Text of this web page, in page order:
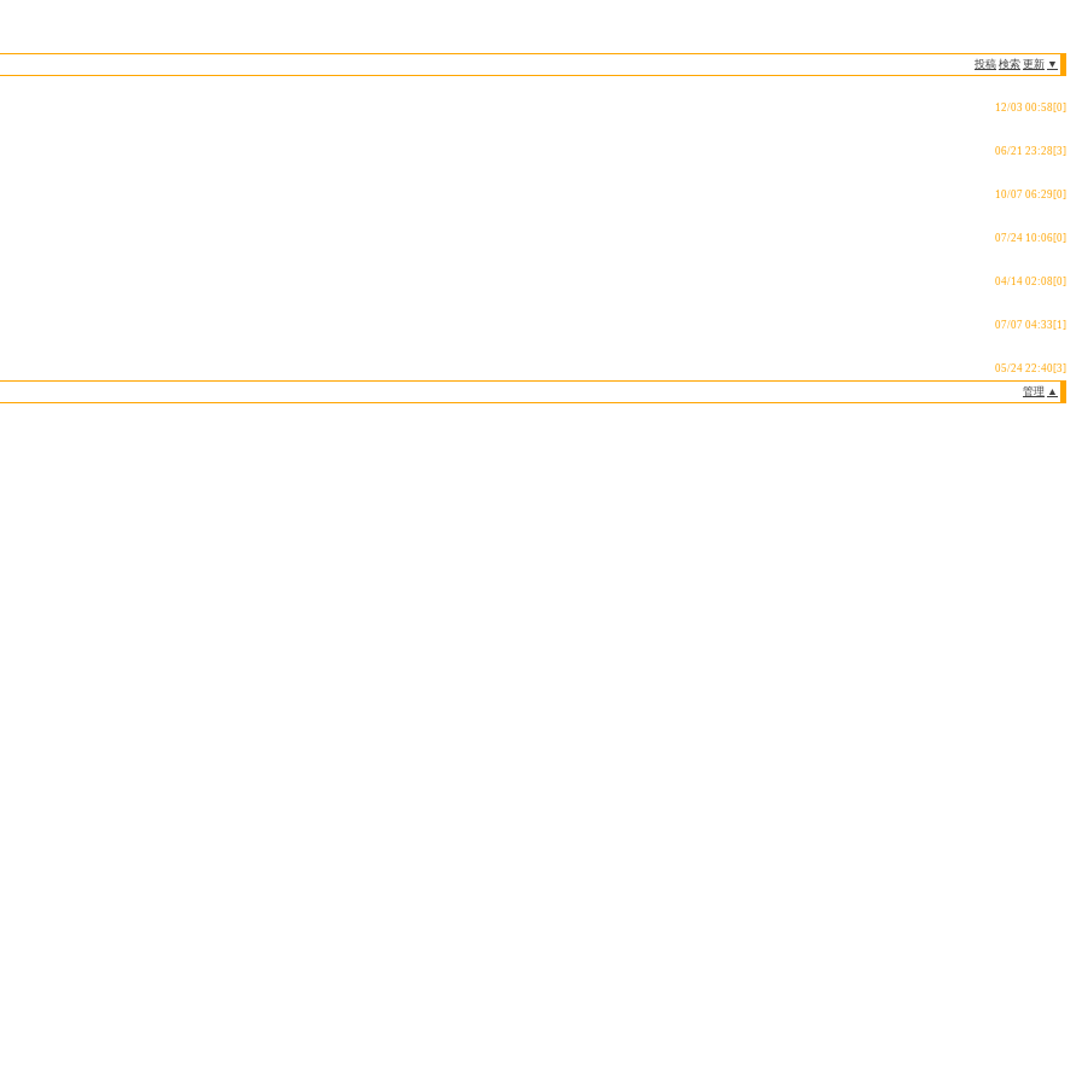
投稿 検索 更新 ▼
12/03 00:58[0]
06/21 23:28[3]
10/07 06:29[0]
07/24 10:06[0]
04/14 02:08[0]
07/07 04:33[1]
05/24 22:40[3]
管理 ▲